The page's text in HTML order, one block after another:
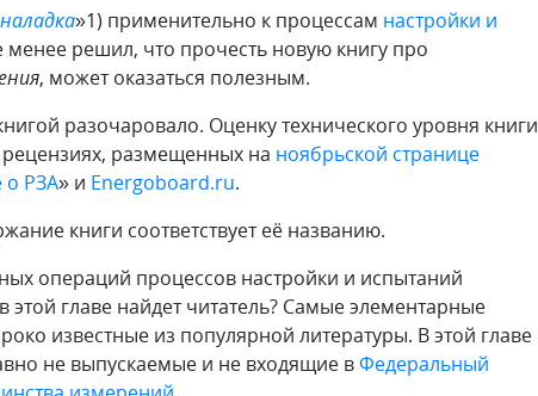
наладка»1) применительно к процессам настройки и
менее решил, что прочесть новую книгу про
, может оказаться полезным.
разочаровало. Оценку технического уровня книги
рецензиях, размещенных на ноябрьской странице
о РЗА» и Energoboard.ru.
книги соответствует её названию.
операций процессов настройки и испытаний
главе найдет читатель? Самые элементарные
известные из популярной литературы. В этой главе
не выпускаемые и не входящие вФедеральный